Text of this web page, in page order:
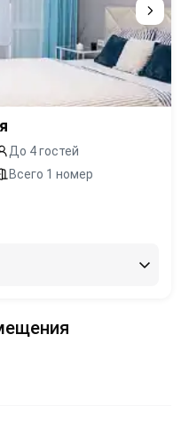
До 4 гостей
Всего 1 номер